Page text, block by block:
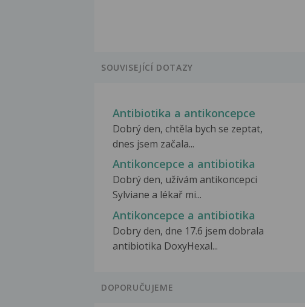
SOUVISEJÍCÍ DOTAZY
Antibiotika a antikoncepce
Dobrý den, chtěla bych se zeptat,
dnes jsem začala...
Antikoncepce a antibiotika
Dobrý den, užívám antikoncepci
Sylviane a lékař mi...
Antikoncepce a antibiotika
Dobry den, dne 17.6 jsem dobrala
antibiotika DoxyHexal...
DOPORUČUJEME